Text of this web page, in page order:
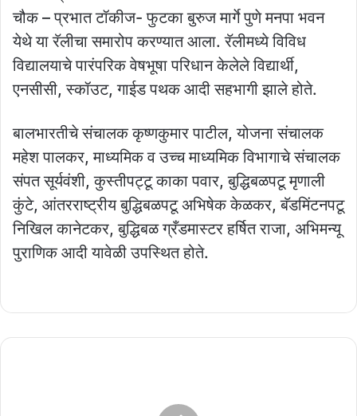
चौक – प्रभात टॉकीज- फुटका बुरुज मार्गे पुणे मनपा भवन
येथे या रॅलीचा समारोप करण्यात आला. रॅलीमध्ये विविध
विद्यालयाचे पारंपरिक वेषभूषा परिधान केलेले विद्यार्थी,
एनसीसी, स्कॉउट, गाईड पथक आदी सहभागी झाले होते.
बालभारतीचे संचालक कृष्णकुमार पाटील, योजना संचालक
महेश पालकर, माध्यमिक व उच्च माध्यमिक विभागाचे संचालक
संपत सूर्यवंशी, कुस्तीपट्टू काका पवार, बुद्धिबळपटू मृणाली
कुंटे, आंतरराष्ट्रीय बुद्धिबळपटू अभिषेक केळकर, बॅडमिंटनपटू
निखिल कानेटकर, बुद्धिबळ ग्रँडमास्टर हर्षित राजा, अभिमन्यू
पुराणिक आदी यावेळी उपस्थित होते.